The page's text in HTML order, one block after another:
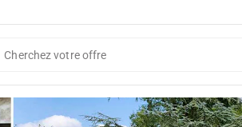
Cherchez votre offre